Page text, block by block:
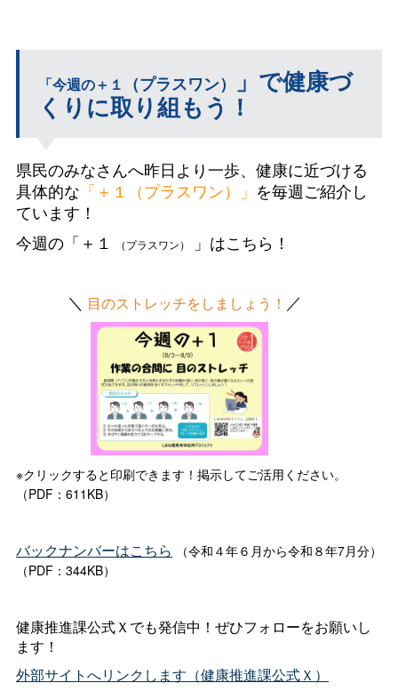
「今週の＋１ （プラスワン） 」で健康づ
くりに取り組もう！
県民のみなさんへ昨日より一歩、健康に近づける
具体的な 「＋１（プラスワン）」 を毎週ご紹介し
ています！
今週の「＋１
（プラスワン） 」はこちら！
＼ 目のストレッチをしましょう！ ／
※クリックすると印刷できます！掲示してご活用ください。
（PDF：611KB）
バックナンバーはこちら
（令和４年６月から令和８年7月分）
（PDF：344KB）
健康推進課公式Ｘでも発信中！ぜひフォローをお願いし
ます！
外部サイトへリンクします（健康推進課公式Ｘ）